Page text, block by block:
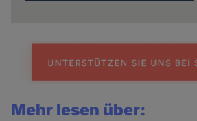
Mehr lesen über: